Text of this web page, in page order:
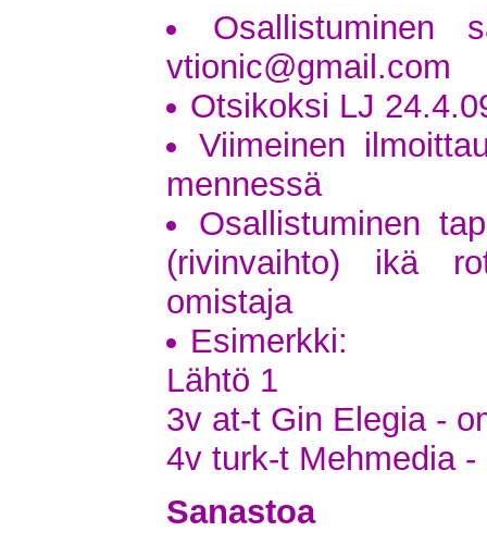
Osallistuminen
vtionic@gmail.com
Otsikoksi LJ
Viimeinen
mennessä
Osallistuminen
(rivinvaihto) ikä
omistaja
Esimerkki:
Lähtö 1
3v at-t Gin Elegia -
4v turk-t Mehmedia -
Sanastoa